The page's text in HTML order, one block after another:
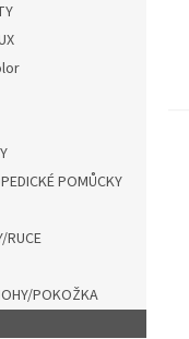
POMŮCKY
RUCE
POKOŽKA